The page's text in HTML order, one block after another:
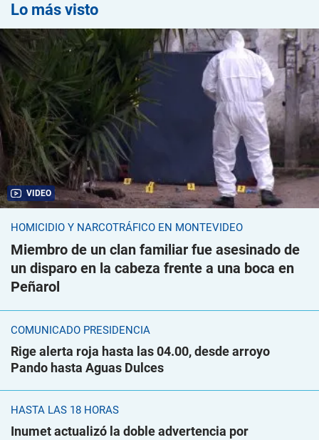
Lo más visto
VIDEO
HOMICIDIO Y NARCOTRÁFICO EN MONTEVIDEO
Miembro de un clan familiar fue asesinado de
un disparo en la cabeza frente a una boca en
Peñarol
COMUNICADO PRESIDENCIA
Rige alerta roja hasta las 04.00, desde arroyo
Pando hasta Aguas Dulces
HASTA LAS 18 HORAS
Inumet actualizó la doble advertencia por